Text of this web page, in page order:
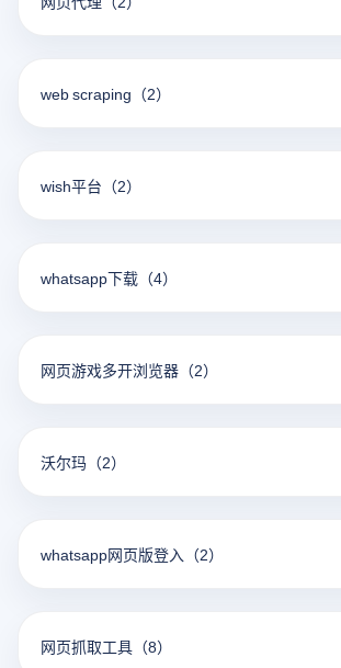
web scraping （2）
wish平台 （2）
whatsapp下载 （4）
网页游戏多开浏览器 （2）
沃尔玛 （2）
whatsapp网页版登入 （2）
网页抓取工具 （8）